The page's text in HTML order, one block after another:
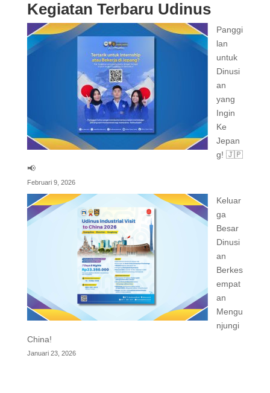
Kegiatan Terbaru Udinus
Panggi
lan
untuk
Dinusi
an
yang
Ingin
Ke
Jepan
g! 🇯🇵
📢
Februari 9, 2026
Keluar
ga
Besar
Dinusi
an
Berkes
empat
an
Mengu
njungi
China!
Januari 23, 2026